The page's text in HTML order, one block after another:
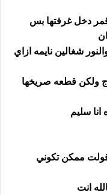
دخل غرفتها بس
شغالين نايمه ازاي
ولكن قطعه صريخها
سليم
ممكن تكوني
انت